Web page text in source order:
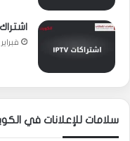
اشتراك Lion TV IPTV
فبراير 12, 2026
سلامات للإعلانات في